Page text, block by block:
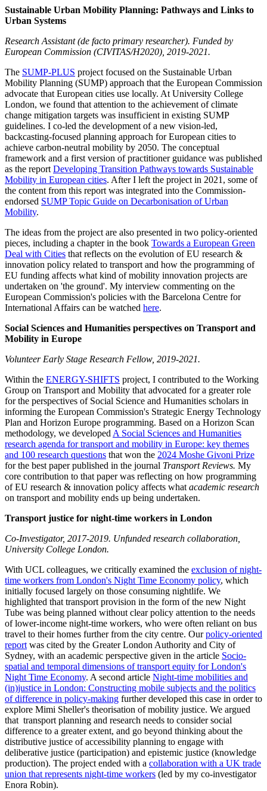
Sustainable Urban Mobility Planning: Pathways and Links to
Urban Systems
Research Assistant (de facto primary researcher). Funded by
European Commission (CIVITAS/H2020), 2019-2021.
The SUMP-PLUS project focused on the Sustainable Urban
Mobility Planning (SUMP) approach that the European Commission
advocate that European cities use locally. At University College
London, we found that attention to the achievement of climate
change mitigation targets was insufficient in existing SUMP
guidelines. I co-led the development of a new vision-led,
backcasting-focused planning approach for European cities to
achieve carbon-neutral mobility by 2050. The conceptual
framework and a first version of practitioner guidance was published
as the report Developing Transition Pathways towards Sustainable
Mobility in European cities. After I left the project in 2021, some of
the content from this report was integrated into the Commission-
endorsed SUMP Topic Guide on Decarbonisation of Urban
Mobility.
The ideas from the project are also presented in two policy-oriented
pieces, including a chapter in the book Towards a European Green
Deal with Cities that reflects on the evolution of EU research &
innovation policy related to transport and how the programming of
EU funding affects what kind of mobility innovation projects are
undertaken on 'the ground'. My interview commenting on the
European Commission's policies with the Barcelona Centre for
International Affairs can be watched here.
Social Sciences and Humanities perspectives on Transport and
Mobility in Europe
Volunteer Early Stage Research Fellow, 2019-2021.
Within the ENERGY-SHIFTS project, I contributed to the Working
Group on Transport and Mobility that advocated for a greater role
for the perspectives of Social Science and Humanities scholars in
informing the European Commission's Strategic Energy Technology
Plan and Horizon Europe programming. Based on a Horizon Scan
methodology, we developed A Social Sciences and Humanities
research agenda for transport and mobility in Europe: key themes
and 100 research questions that won the 2024 Moshe Givoni Prize
for the best paper published in the journal Transport Reviews. My
core contribution to that paper was reflecting on how programming
of EU research & innovation policy affects what academic research
on transport and mobility ends up being undertaken.
Transport justice for night-time workers in London
Co-Investigator, 2017-2019. Unfunded research collaboration,
University College London.
With UCL colleagues, we critically examined the exclusion of night-
time workers from London's Night Time Economy policy, which
initially focused largely on those consuming nightlife. We
highlighted that transport provision in the form of the new Night
Tube was being planned without clear policy attention to the needs
of lower-income night-time workers, who were often reliant on bus
travel to their homes further from the city centre. Ourpolicy-oriented
report was cited by the Greater London Authority and City of
Sydney, with an academic perspective given in the article Socio-
spatial and temporal dimensions of transport equity for London's
Night Time Economy. A second article Night-time mobilities and
(in)justice in London: Constructing mobile subjects and the politics
of difference in policy-making further developed this case in order to
explore Mimi Sheller's theorisation of mobility justice. We argued
that transport planning and research needs to consider social
difference to a greater extent, and go beyond thinking about the
distributive justice of accessibility planning to engage with
deliberative justice (participation) and epistemic justice (knowledge
production). The project ended with a collaboration with a UK trade
union that represents night-time workers (led by my co-investigator
Enora Robin).